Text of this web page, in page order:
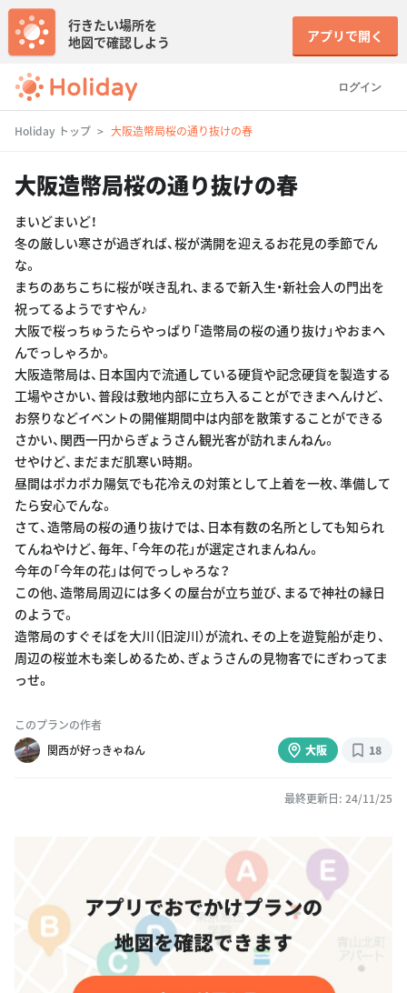
ログイン
行きたい場所を
地図で確認しよう
アプリで開く
Holiday トップ 大阪造幣局桜の通り抜けの春
大阪造幣局桜の通り抜けの春
まいどまいど！
冬の厳しい寒さが過ぎれば、桜が満開を迎えるお花見の季節でん
な。
まちのあちこちに桜が咲き乱れ、まるで新入生・新社会人の門出を
祝ってるようですやん♪
大阪で桜っちゅうたらやっぱり「造幣局の桜の通り抜け」やおまへ
んでっしゃろか。
大阪造幣局は、日本国内で流通している硬貨や記念硬貨を製造する
工場やさかい、普段は敷地内部に立ち入ることができまへんけど、
お祭りなどイベントの開催期間中は内部を散策することができる
さかい、関西一円からぎょうさん観光客が訪れまんねん。
せやけど、まだまだ肌寒い時期。
昼間はポカポカ陽気でも花冷えの対策として上着を一枚、準備して
たら安心でんな。
さて、造幣局の桜の通り抜けでは、日本有数の名所としても知られ
てんねやけど、毎年、「今年の花」が選定されまんねん。
今年の「今年の花」は何でっしゃろな？
この他、造幣局周辺には多くの屋台が立ち並び、まるで神社の縁日
のようで。
造幣局のすぐそばを大川（旧淀川）が流れ、その上を遊覧船が走り、
周辺の桜並木も楽しめるため、ぎょうさんの見物客でにぎわってま
っせ。
このプランの作者
関西が好っきゃねん
大阪 18
最終更新日: 24/11/25